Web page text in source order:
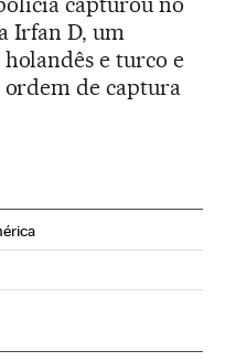
Irfan D, um
e turco e
de captura
Instagram
en Facebook